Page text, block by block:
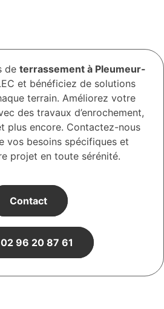
de terrassement à Pleumeur-
et bénéficiez de solutions
terrain. Améliorez votre
des travaux d’enrochement,
plus encore. Contactez-nous
vos besoins spécifiques et
projet en toute sérénité.
Contact
02 96 20 87 61